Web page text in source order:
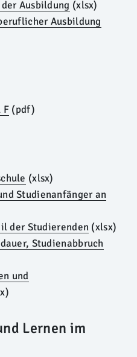
Ausbildung (xlsx)
Ausbildung
F (pdf)
(xlsx)
Studienanfänger an
der Studierenden (xlsx)
Studienabbruch
und
Lernen im